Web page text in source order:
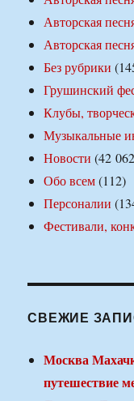
Авторская
Авторская
Без рубрики
Грушинский
Клубы,
Музыкальные
Новости (42
Обо всем(112)
Персоналии
Фестивали,
СВЕЖИЕ
Москва
путешествие